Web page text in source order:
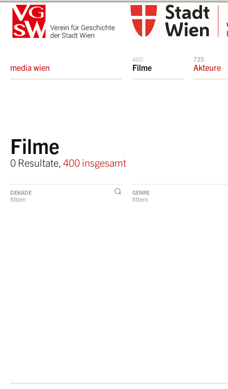
media wien
400
Filme
735
Akteure
Filme
0 Resultate, 400 insgesamt
DEKADE
filtern
GENRE
filtern